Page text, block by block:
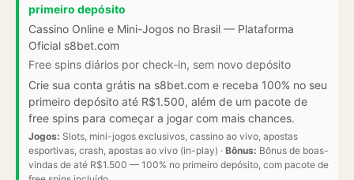
primeiro depósito
Cassino Online e Mini-Jogos no Brasil — Plataforma
Oficial s8bet.com
Free spins diários por check-in, sem novo depósito
Crie sua conta grátis na s8bet.com e receba 100% no seu
primeiro depósito até R$1.500, além de um pacote de
free spins para começar a jogar com mais chances.
Jogos: Slots, mini-jogos exclusivos, cassino ao vivo, apostas
esportivas, crash, apostas ao vivo (in-play) · Bônus: Bônus de boas-
vindas de até R$1.500 — 100% no primeiro depósito, com pacote de